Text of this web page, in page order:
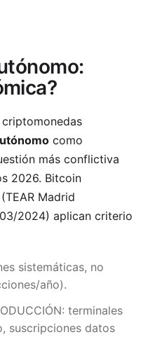
como
más conflictiva
2026. Bitcoin
Madrid
2024) aplican criterio
sistemáticas, no
año).
terminales
suscripciones datos